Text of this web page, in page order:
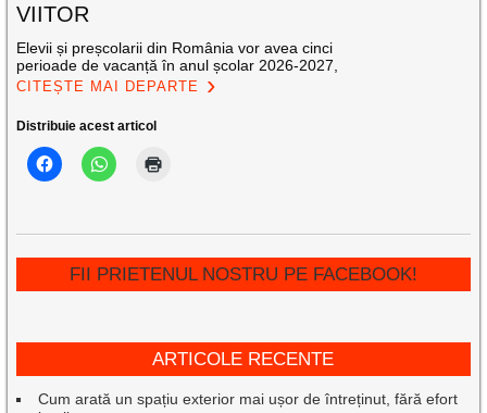
VIITOR
Elevii și preșcolarii din România vor avea cinci
perioade de vacanță în anul școlar 2026-2027,
CITEȘTE MAI DEPARTE
Distribuie acest articol
FII PRIETENUL NOSTRU PE FACEBOOK!
ARTICOLE RECENTE
Cum arată un spațiu exterior mai ușor de întreținut, fără efort